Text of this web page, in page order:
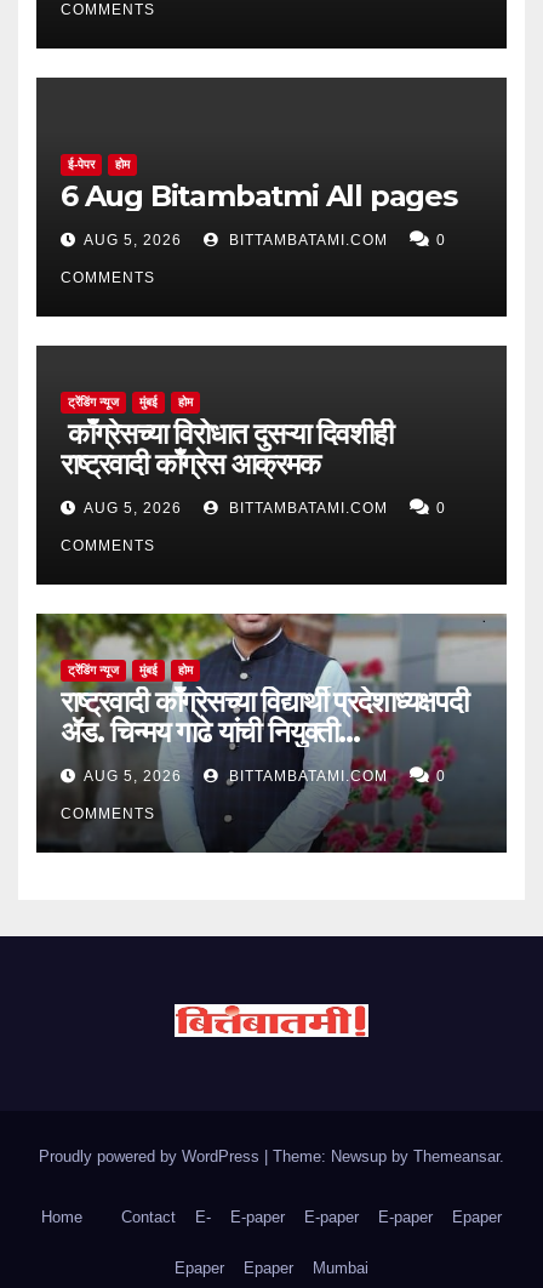
COMMENTS
ई-पेपर होम
6 Aug Bitambatmi All pages
AUG 5, 2026 BITTAMBATAMI.COM 0
COMMENTS
ट्रेंडिंग न्यूज मुंबई होम
काँग्रेसच्या विरोधात दुसऱ्या दिवशीही
राष्ट्रवादी काँग्रेस आक्रमक
AUG 5, 2026 BITTAMBATAMI.COM 0
COMMENTS
ट्रेंडिंग न्यूज मुंबई होम
राष्ट्रवादी काँग्रेसच्या विद्यार्थी प्रदेशाध्यक्षपदी
ॲड. चिन्मय गाढे यांची नियुक्ती…
AUG 5, 2026 BITTAMBATAMI.COM 0
COMMENTS
Proudly powered by WordPress | Theme: Newsup by Themeansar.
Home Contact E- E-paper E-paper E-paper Epaper
Epaper Epaper Mumbai